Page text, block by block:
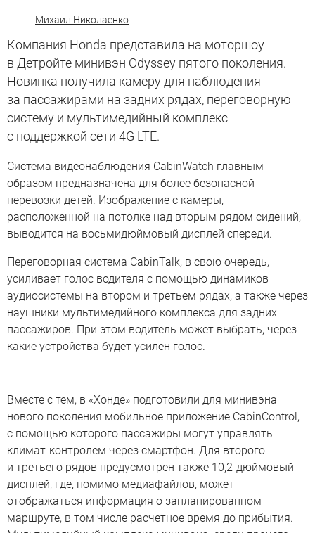
Михаил Николаенко
Компания Honda представила на моторшоу
в Детройте минивэн Odyssey пятого поколения.
Новинка получила камеру для наблюдения
за пассажирами на задних рядах, переговорную
систему и мультимедийный комплекс
с поддержкой сети 4G LTE.
Система видеонаблюдения CabinWatch главным
образом предназначена для более безопасной
перевозки детей. Изображение с камеры,
расположенной на потолке над вторым рядом сидений,
выводится на восьмидюймовый дисплей спереди.
Переговорная система CabinTalk, в свою очередь,
усиливает голос водителя с помощью динамиков
аудиосистемы на втором и третьем рядах, а также через
наушники мультимедийного комплекса для задних
пассажиров. При этом водитель может выбрать, через
какие устройства будет усилен голос.
Вместе с тем, в «Хонде» подготовили для минивэна
нового поколения мобильное приложение CabinControl,
с помощью которого пассажиры могут управлять
климат-контролем через смартфон. Для второго
и третьего рядов предусмотрен также 10,2-дюймовый
дисплей, где, помимо медиафайлов, может
отображаться информация о запланированном
маршруте, в том числе расчетное время до прибытия.